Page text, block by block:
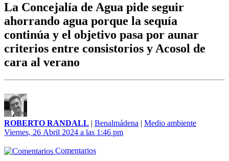
La Concejalía de Agua pide seguir
ahorrando agua porque la sequía
continúa y el objetivo pasa por aunar
criterios entre consistorios y Acosol de
cara al verano
ROBERTO RANDALL | Benalmádena | Medio ambiente
Viernes, 26 Abril 2024 a las 1:46 pm
Comentarios